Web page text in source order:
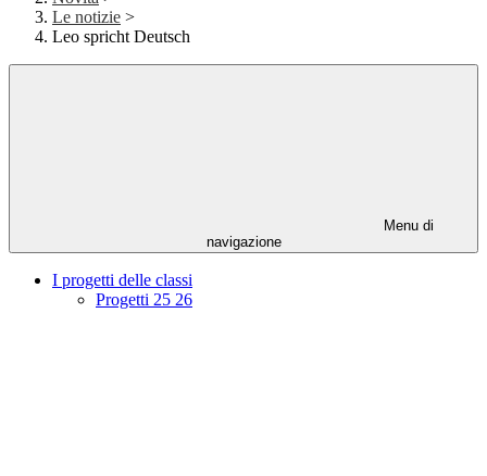
Le notizie >
Leo spricht Deutsch
Menu di
navigazione
I progetti delle classi
Progetti 25 26